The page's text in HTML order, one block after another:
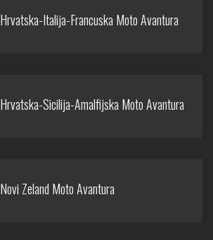
Hrvatska-Italija-Francuska Moto Avantura
Hrvatska-Sicilija-Amalfijska Moto Avantura
Novi Zeland Moto Avantura